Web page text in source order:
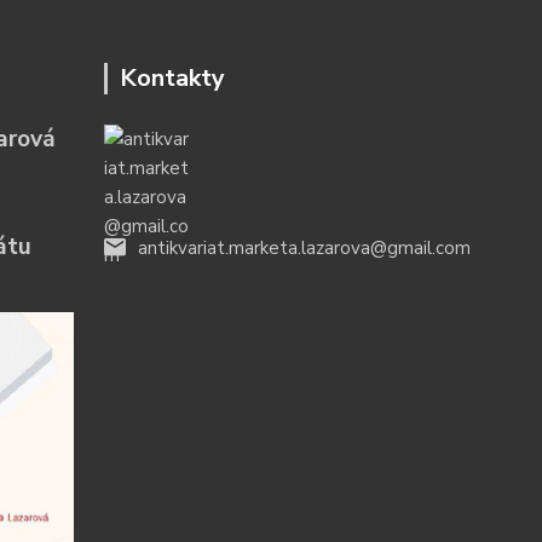
Kontakty
antikvariat.marketa.lazarova@gmail.com